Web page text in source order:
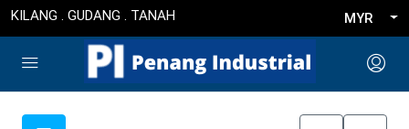
KILANG . GUDANG . TANAH MYR